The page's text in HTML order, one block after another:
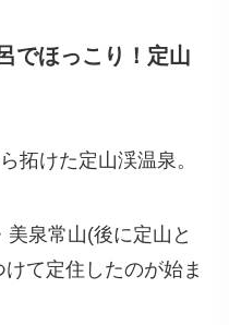
でほっこり！定山
拓けた定山渓温泉。
泉常山(後に定山と
て定住したのが始ま